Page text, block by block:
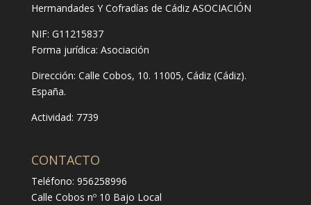
Hermandades Y Cofradías de Cádiz ASOCIACIÓN
NIF: G11215837
Forma jurídica: Asociación
Dirección: Calle Cobos, 10. 11005, Cádiz (Cádiz).
España.
Actividad: 7739
CONTACTO
Teléfono: 956258996
Calle Cobos nº 10 Bajo Local